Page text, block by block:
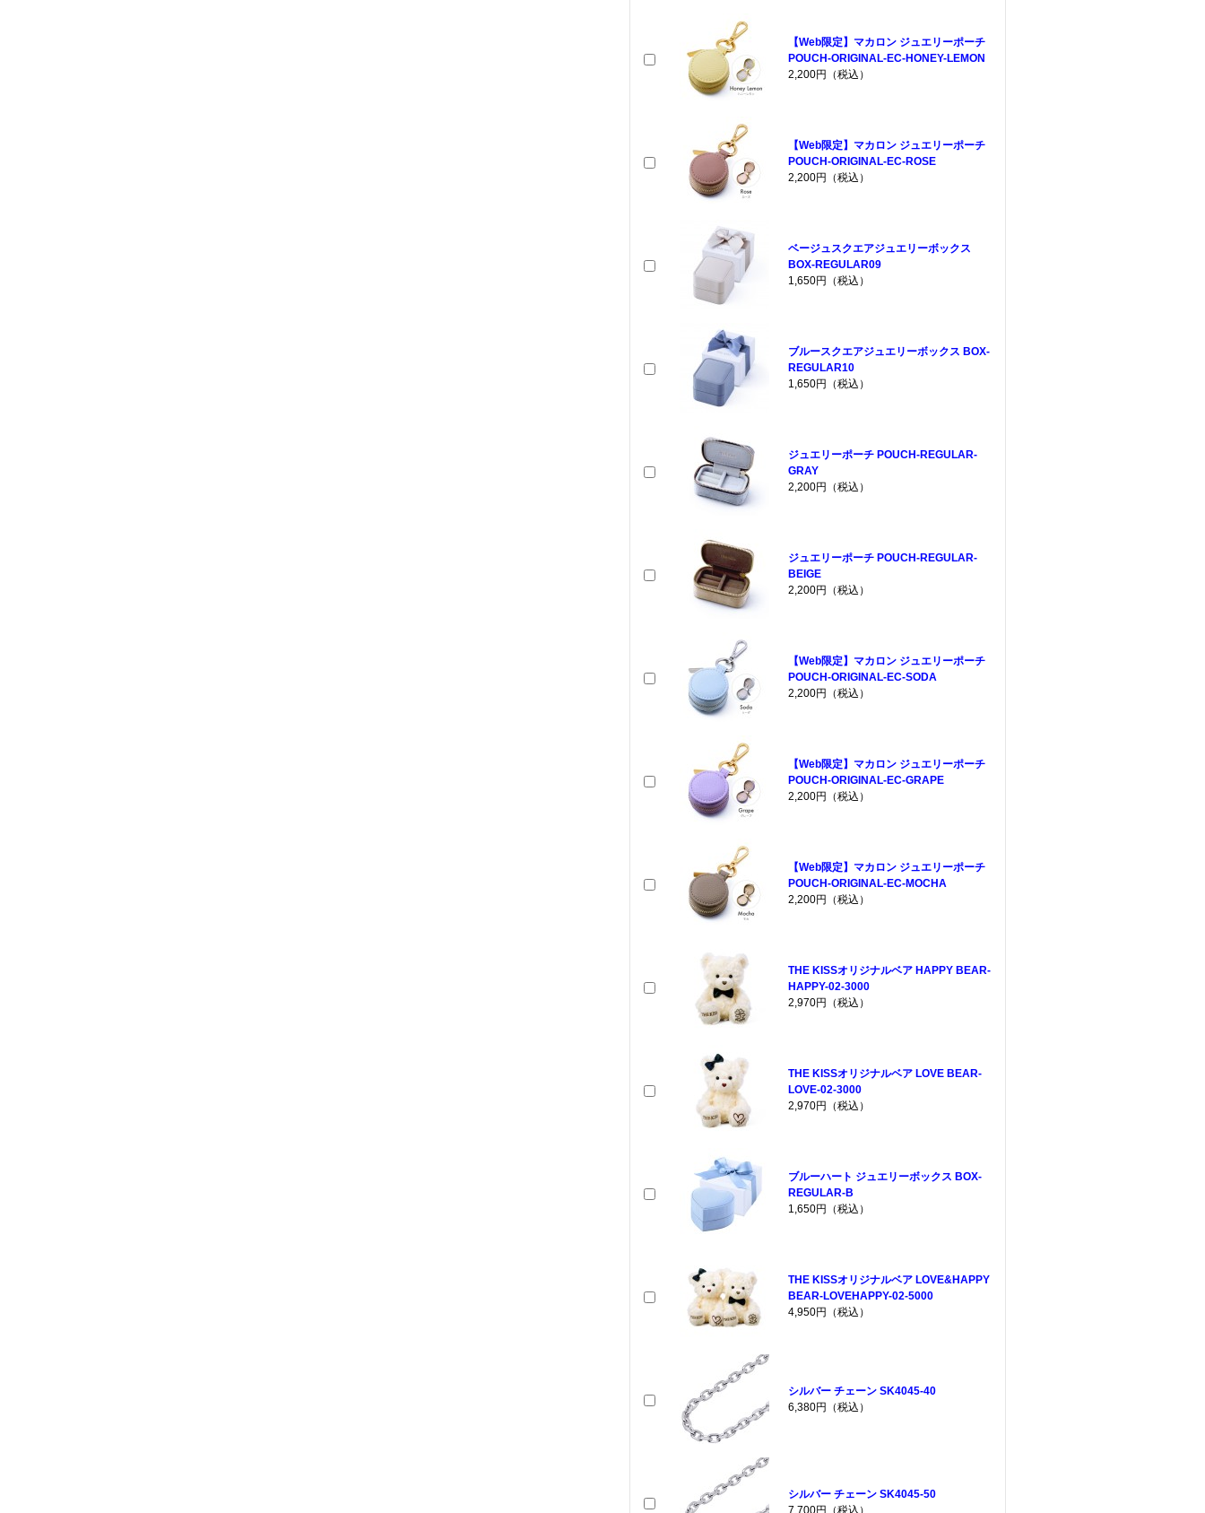
【Web限定】マカロン ジュエリーポーチ
POUCH-ORIGINAL-EC-HONEY-LEMON
2,200円（税込）
【Web限定】マカロン ジュエリーポーチ
POUCH-ORIGINAL-EC-ROSE
2,200円（税込）
ベージュスクエアジュエリーボックス
BOX-REGULAR09
1,650円（税込）
ブルースクエアジュエリーボックス BOX-
REGULAR10
1,650円（税込）
ジュエリーポーチ POUCH-REGULAR-
GRAY
2,200円（税込）
ジュエリーポーチ POUCH-REGULAR-
BEIGE
2,200円（税込）
【Web限定】マカロン ジュエリーポーチ
POUCH-ORIGINAL-EC-SODA
2,200円（税込）
【Web限定】マカロン ジュエリーポーチ
POUCH-ORIGINAL-EC-GRAPE
2,200円（税込）
【Web限定】マカロン ジュエリーポーチ
POUCH-ORIGINAL-EC-MOCHA
2,200円（税込）
THE KISSオリジナルベア HAPPY BEAR-
HAPPY-02-3000
2,970円（税込）
THE KISSオリジナルベア LOVE BEAR-
LOVE-02-3000
2,970円（税込）
ブルーハート ジュエリーボックス BOX-
REGULAR-B
1,650円（税込）
THE KISSオリジナルベア LOVE&HAPPY
BEAR-LOVEHAPPY-02-5000
4,950円（税込）
シルバー チェーン SK4045-40
6,380円（税込）
シルバー チェーン SK4045-50